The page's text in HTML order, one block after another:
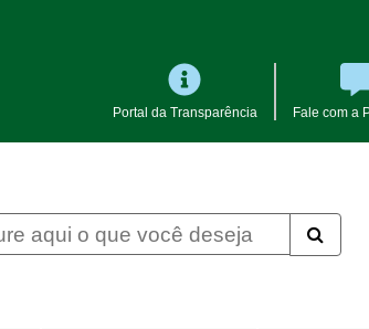
Portal da Transparência Fale com a